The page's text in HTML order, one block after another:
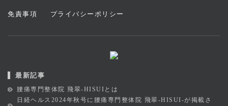
免責事項 プライバシーポリシー
最新記事
腰痛専門整体院 飛翠-HISUIとは
日経ヘルス2024年秋号に腰痛専門整体院 飛翠-HISUI-が掲載さ